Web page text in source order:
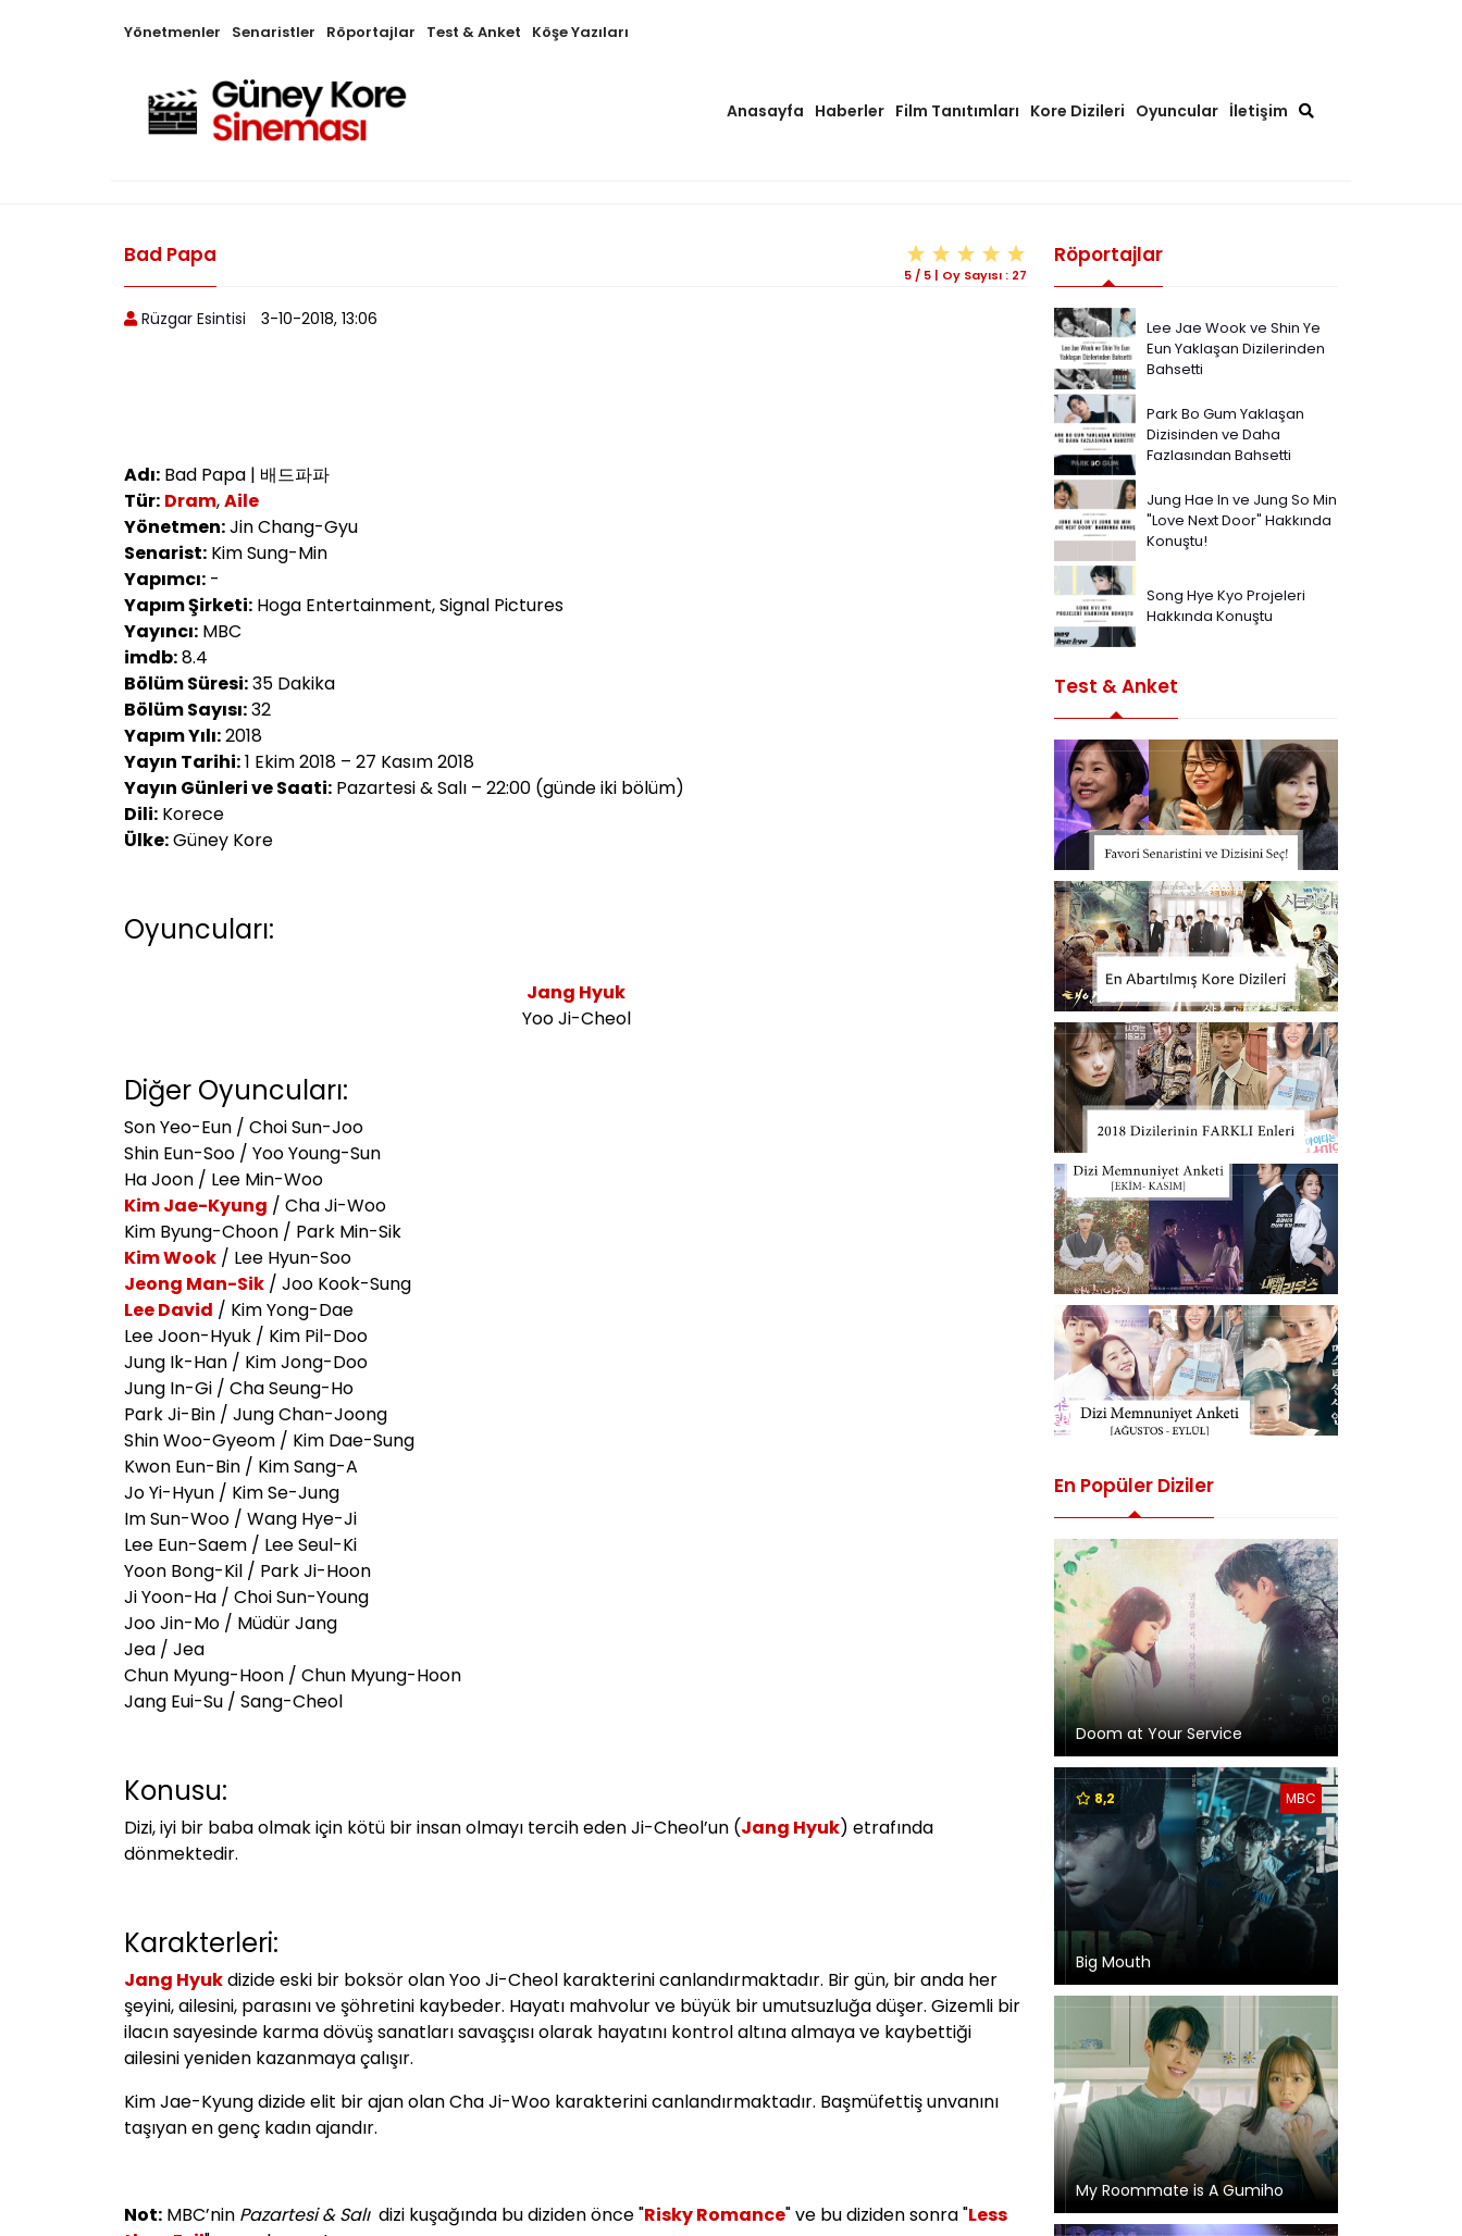
Yönetmenler Senaristler Röportajlar Test & Anket Köşe Yazıları
Anasayfa Haberler Film Tanıtımları Kore Dizileri Oyuncular İletişim
Bad Papa
5 / 5 | Oy Sayısı : 27
Rüzgar Esintisi 3-10-2018, 13:06
Adı: Bad Papa | 배드파파
Tür: Dram,Aile
Yönetmen:Jin Chang-Gyu
Senarist: Kim Sung-Min
Yapımcı: -
Yapım Şirketi: Hoga Entertainment, Signal Pictures
Yayıncı: MBC
imdb:8.4
Bölüm Süresi:35 Dakika
Bölüm Sayısı:32
Yapım Yılı:2018
Yayın Tarihi:1 Ekim 2018 – 27 Kasım 2018
Yayın Günleri ve Saati: Pazartesi & Salı – 22:00 (günde iki bölüm)
Dili: Korece
Ülke:Güney Kore
Oyuncuları:
Jang Hyuk
Yoo Ji-Cheol
Diğer Oyuncuları:
Son Yeo-Eun / Choi Sun-Joo
Shin Eun-Soo / Yoo Young-Sun
Ha Joon / Lee Min-Woo
Kim Jae-Kyung / Cha Ji-Woo
Kim Byung-Choon / Park Min-Sik
Kim Wook / Lee Hyun-Soo
Jeong Man-Sik / Joo Kook-Sung
Lee David / Kim Yong-Dae
Lee Joon-Hyuk / Kim Pil-Doo
Jung Ik-Han / Kim Jong-Doo
Jung In-Gi / Cha Seung-Ho
Park Ji-Bin / Jung Chan-Joong
Shin Woo-Gyeom / Kim Dae-Sung
Kwon Eun-Bin / Kim Sang-A
Jo Yi-Hyun / Kim Se-Jung
Im Sun-Woo / Wang Hye-Ji
Lee Eun-Saem / Lee Seul-Ki
Yoon Bong-Kil / Park Ji-Hoon
Ji Yoon-Ha / Choi Sun-Young
Joo Jin-Mo / Müdür Jang
Jea / Jea
Chun Myung-Hoon / Chun Myung-Hoon
Jang Eui-Su / Sang-Cheol
Konusu:
Dizi, iyi bir baba olmak için kötü bir insan olmayı tercih eden Ji-Cheol’un (Jang Hyuk) etrafında
dönmektedir.
Karakterleri:
Jang Hyukdizide eski bir boksör olan Yoo Ji-Cheol karakterini canlandırmaktadır. Bir gün, bir anda her
şeyini, ailesini, parasını ve şöhretini kaybeder. Hayatı mahvolur ve büyük bir umutsuzluğa düşer. Gizemli bir
ilacın sayesinde karma dövüş sanatları savaşçısı olarak hayatını kontrol altına almaya ve kaybettiği
ailesini yeniden kazanmaya çalışır.
Kim Jae-Kyung dizide elit bir ajan olan Cha Ji-Woo karakterini canlandırmaktadır. Başmüfettiş unvanını
taşıyan en genç kadın ajandır.
Not: MBC’nin Pazartesi & Salıdizi kuşağında bu diziden önce "Risky Romance" ve bu diziden sonra "Less
Röportajlar
Lee Jae Wook ve Shin Ye
Eun Yaklaşan Dizilerinden
Bahsetti
Park Bo Gum Yaklaşan
Dizisinden ve Daha
Fazlasından Bahsetti
Jung Hae In ve Jung So Min
"Love Next Door" Hakkında
Konuştu!
Song Hye Kyo Projeleri
Hakkında Konuştu
Test & Anket
En Popüler Diziler
Doom at Your Service
MBC
8,2
Big Mouth
My Roommate is A Gumiho